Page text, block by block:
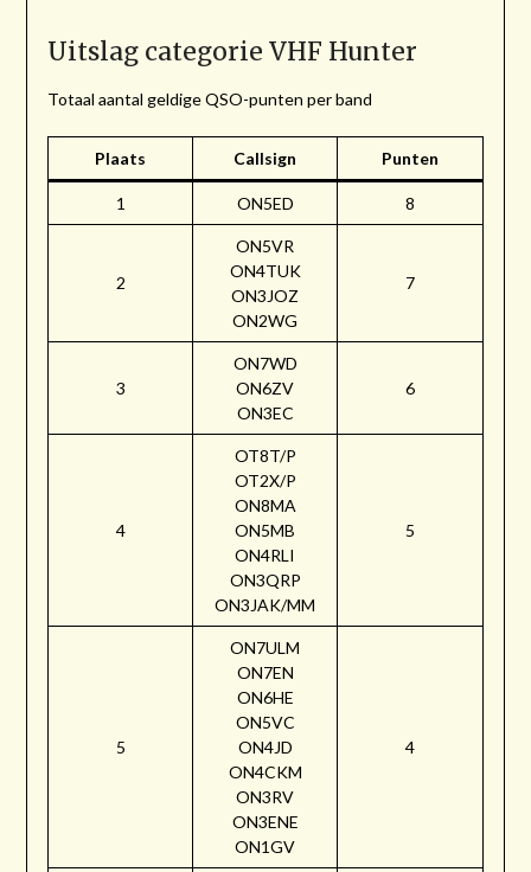
Uitslag categorie VHF Hunter
Totaal aantal geldige QSO-punten per band
Plaats Callsign Punten
1 ON5ED 8
2
ON5VR
ON4TUK
ON3JOZ
ON2WG
7
3
ON7WD
ON6ZV
ON3EC
6
4
OT8T/P
OT2X/P
ON8MA
ON5MB
ON4RLI
ON3QRP
ON3JAK/MM
5
5
ON7ULM
ON7EN
ON6HE
ON5VC
ON4JD
ON4CKM
ON3RV
ON3ENE
ON1GV
4